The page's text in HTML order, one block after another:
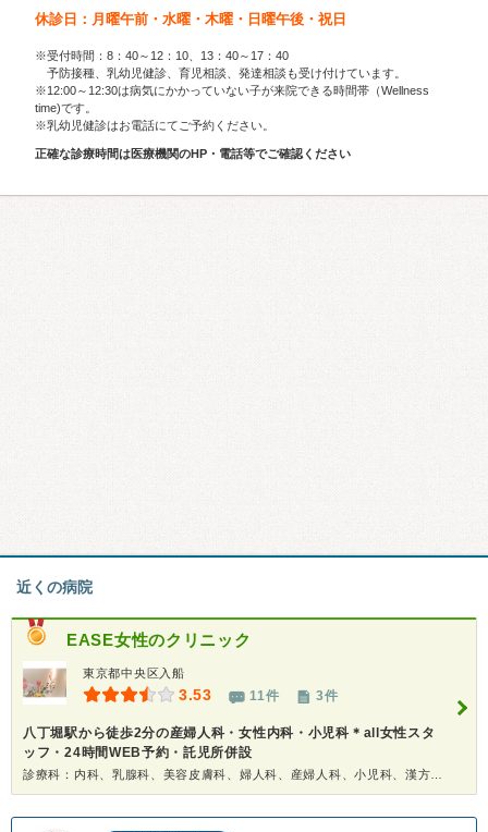
休診日：月曜午前・水曜・木曜・日曜午後・祝日
※受付時間：8：40～12：10、13：40～17：40
予防接種、乳幼児健診、育児相談、発達相談も受け付けています。
※12:00～12:30は病気にかかっていない子が来院できる時間帯（Wellness
time)です。
※乳幼児健診はお電話にてご予約ください。
正確な診療時間は医療機関のHP・電話等でご確認ください
近くの病院
EASE女性のクリニック
東京都中央区入船
3.53 11件 3件
八丁堀駅から徒歩2分の産婦人科・女性内科・小児科＊all女性スタ
ッフ・24時間WEB予約・託児所併設